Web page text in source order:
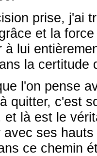
prise, j'ai
et la
à lui
la certitude
l'on pense
quitter, c'est
et là est le
avec ses
ce chemin